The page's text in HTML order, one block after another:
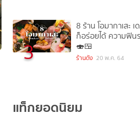
3
8 ร้าน โอมากาเสะ
ก็อร่อยได้ ความฟิน
🍣🍱
ร้านดัง 20 พ.ค. 64
แท็กยอดนิยม